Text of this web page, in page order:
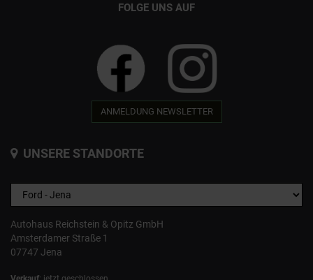
FOLGE UNS AUF
ANMELDUNG NEWSLETTER
UNSERE STANDORTE
Autohaus Reichstein & Opitz GmbH
Amsterdamer Straße 1
07747 Jena